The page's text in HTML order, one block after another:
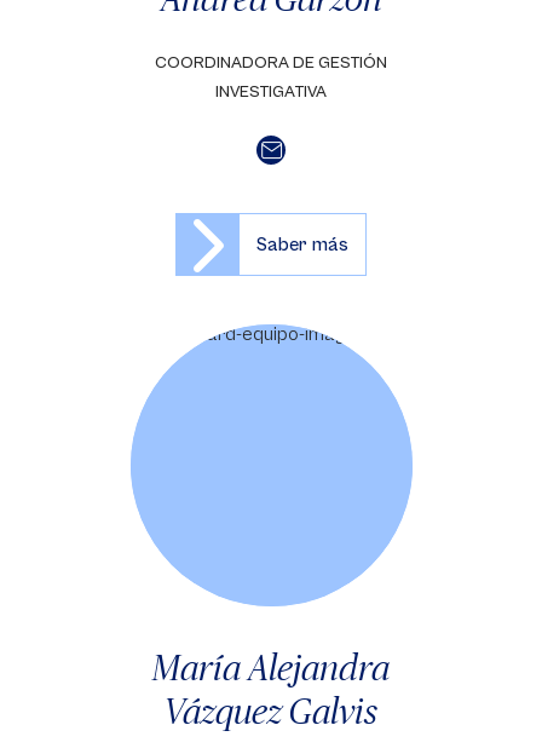
COORDINADORA DE GESTIÓN
INVESTIGATIVA
Saber más
María Alejandra
Vázquez Galvis